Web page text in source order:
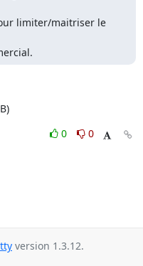
limiter/maitriser le
0
0
version 1.3.12.